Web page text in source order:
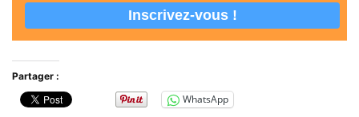
Partager :
WhatsApp